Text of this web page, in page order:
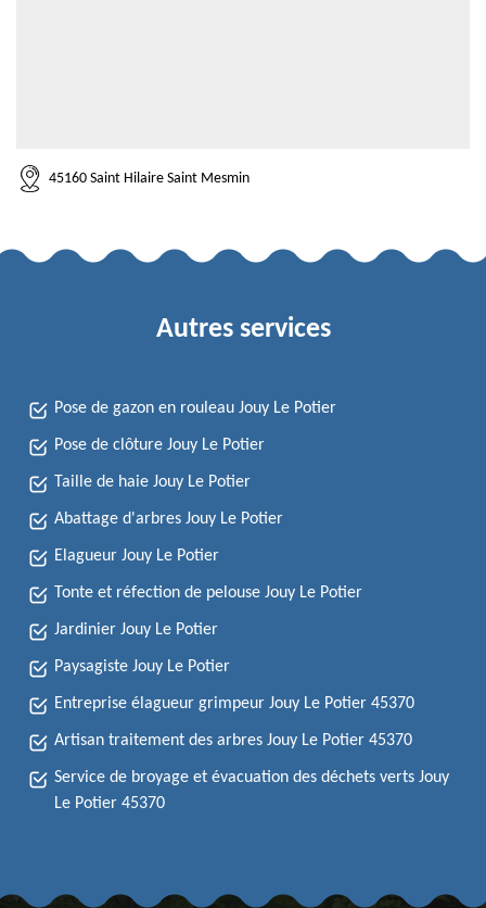
45160 Saint Hilaire Saint Mesmin
Autres services
Pose de gazon en rouleau Jouy Le Potier
Pose de clôture Jouy Le Potier
Taille de haie Jouy Le Potier
Abattage d'arbres Jouy Le Potier
Elagueur Jouy Le Potier
Tonte et réfection de pelouse Jouy Le Potier
Jardinier Jouy Le Potier
Paysagiste Jouy Le Potier
Entreprise élagueur grimpeur Jouy Le Potier 45370
Artisan traitement des arbres Jouy Le Potier 45370
Service de broyage et évacuation des déchets verts Jouy
Le Potier 45370